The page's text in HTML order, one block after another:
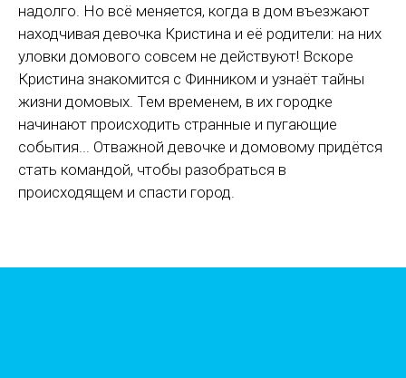
надолго. Но всё меняется, когда в дом въезжают
находчивая девочка Кристина и её родители: на них
уловки домового совсем не действуют! Вскоре
Кристина знакомится с Финником и узнаёт тайны
жизни домовых. Тем временем, в их городке
начинают происходить странные и пугающие
события... Отважной девочке и домовому придётся
стать командой, чтобы разобраться в
происходящем и спасти город.